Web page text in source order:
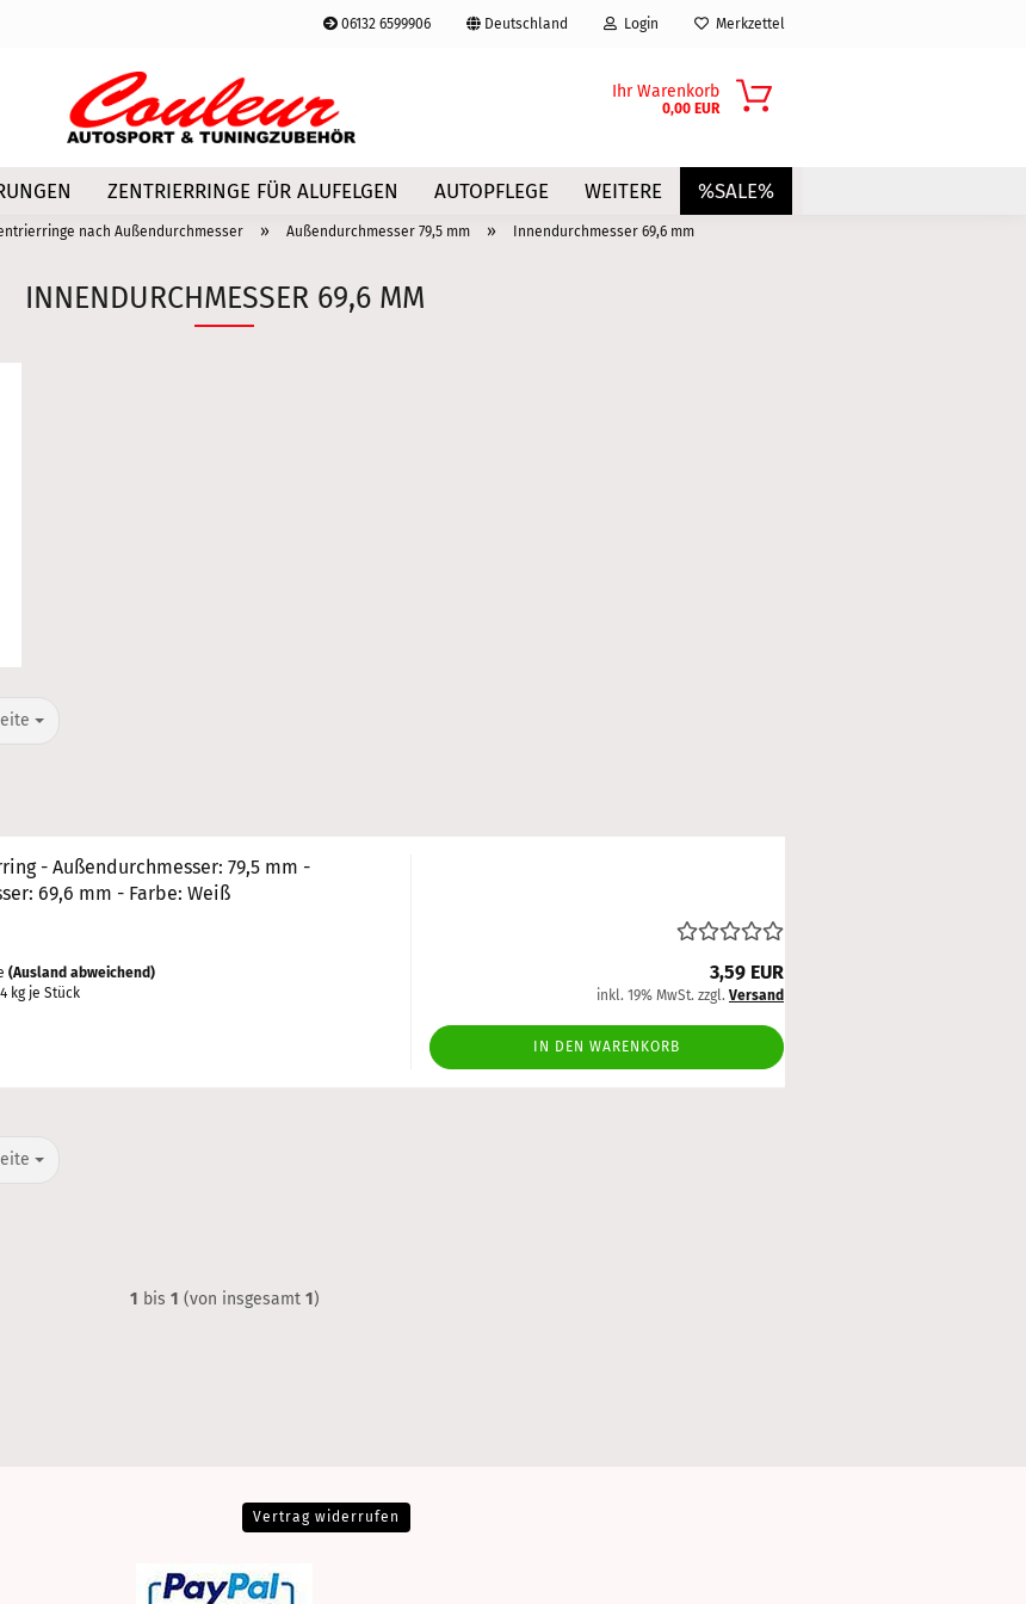
06132 6599906 Deutschland
Lieferland
Login
Passwort
Merkzettel
Ihr Warenkorb
0,00 EUR
ZENTRIERRINGE FÜR ALUFELGEN AUTOPFLEGE %SALE%
WEITERE
nach Außendurchmesser » Außendurchmesser 79,5 mm » Innendurchmesser 69,6 mm
INNENDURCHMESSER 69,6 MM
- Außendurchmesser: 79,5 mm -
69,6 mm - Farbe: Weiß
(Ausland abweichend)
kg je Stück
3,59 EUR
inkl. 19% MwSt. zzgl. Versand
IN DEN WARENKORB
1 bis 1 (von insgesamt 1)
Vertrag widerrufen